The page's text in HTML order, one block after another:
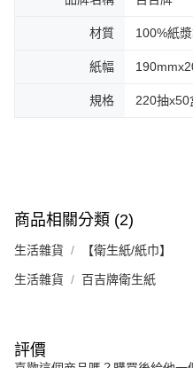
材質 100%紙
紙幅
規格 220抽x50
商品相關分類 (2)
生活雜貨 【衛生紙/紙巾】
生活雜貨 百吉牌衛生紙
評價